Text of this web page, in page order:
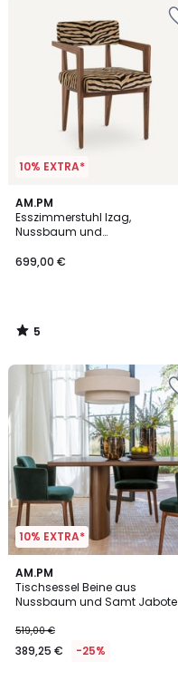
10% EXTRA*
AM.PM
Esszimmerstuhl Izag,
Nussbaum und
699,00 €
5
/
5
5
/
10% EXTRA*
AM.PM
Tischsessel Beine aus
Nussbaum und Samt Jabote
519,00 €
389,25 € -25%
3,3
/ 5